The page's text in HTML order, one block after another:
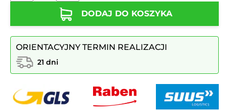
segregacji
KS
IRIS
IV
40l
Napisy
Laser
DODAJ DO KOSZYKA
ORIENTACYJNY TERMIN REALIZACJI
21 dni